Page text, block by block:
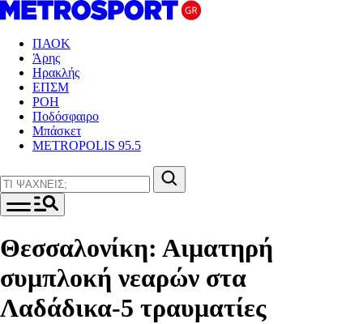
ΠΑΟΚ
Άρης
Ηρακλής
ΕΠΣΜ
ΡΟΗ
Ποδόσφαιρο
Μπάσκετ
METROPOLIS 95.5
Θεσσαλονίκη: Αιματηρή
συμπλοκή νεαρών στα
Λαδάδικα-5 τραυματίες